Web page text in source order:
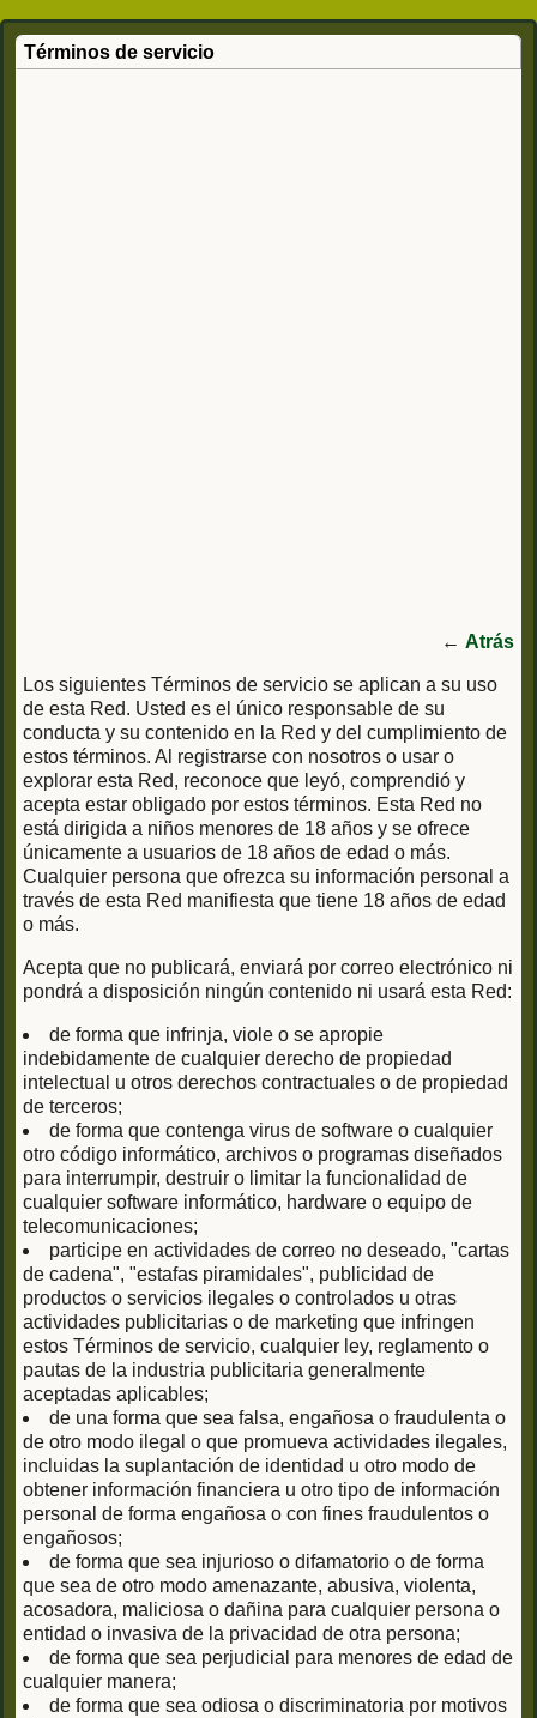
Términos de servicio
← Atrás
Los siguientes Términos de servicio se aplican a su uso
de esta Red. Usted es el único responsable de su
conducta y su contenido en la Red y del cumplimiento de
estos términos. Al registrarse con nosotros o usar o
explorar esta Red, reconoce que leyó, comprendió y
acepta estar obligado por estos términos. Esta Red no
está dirigida a niños menores de 18 años y se ofrece
únicamente a usuarios de 18 años de edad o más.
Cualquier persona que ofrezca su información personal a
través de esta Red manifiesta que tiene 18 años de edad
o más.
Acepta que no publicará, enviará por correo electrónico ni
pondrá a disposición ningún contenido ni usará esta Red:
de forma que infrinja, viole o se apropie
indebidamente de cualquier derecho de propiedad
intelectual u otros derechos contractuales o de propiedad
de terceros;
de forma que contenga virus de software o cualquier
otro código informático, archivos o programas diseñados
para interrumpir, destruir o limitar la funcionalidad de
cualquier software informático, hardware o equipo de
telecomunicaciones;
participe en actividades de correo no deseado, "cartas
de cadena", "estafas piramidales", publicidad de
productos o servicios ilegales o controlados u otras
actividades publicitarias o de marketing que infringen
estos Términos de servicio, cualquier ley, reglamento o
pautas de la industria publicitaria generalmente
aceptadas aplicables;
de una forma que sea falsa, engañosa o fraudulenta o
de otro modo ilegal o que promueva actividades ilegales,
incluidas la suplantación de identidad u otro modo de
obtener información financiera u otro tipo de información
personal de forma engañosa o con fines fraudulentos o
engañosos;
de forma que sea injurioso o difamatorio o de forma
que sea de otro modo amenazante, abusiva, violenta,
acosadora, maliciosa o dañina para cualquier persona o
entidad o invasiva de la privacidad de otra persona;
de forma que sea perjudicial para menores de edad de
cualquier manera;
de forma que sea odiosa o discriminatoria por motivos